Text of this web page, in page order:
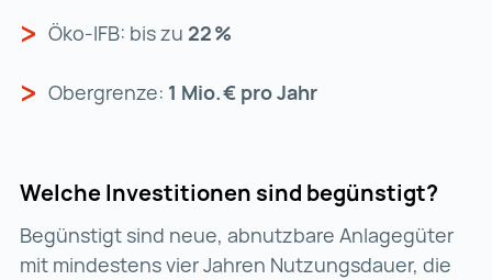
Öko-IFB: bis zu 22 %
Obergrenze: 1 Mio. € pro Jahr
Welche Investitionen sind begünstigt?
Begünstigt sind neue, abnutzbare Anlagegüter
mit mindestens vier Jahren Nutzungsdauer, die